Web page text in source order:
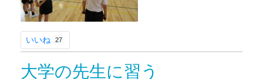
いいね 27
大学の先生に習う